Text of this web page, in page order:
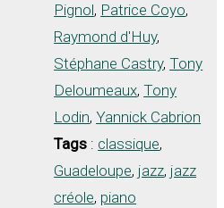
Pignol, Patrice Coyo,
Raymond d'Huy,
Stéphane Castry,Tony
Deloumeaux,Tony
Lodin,Yannick Cabrion
Tags : classique,
Guadeloupe, jazz, jazz
créole, piano